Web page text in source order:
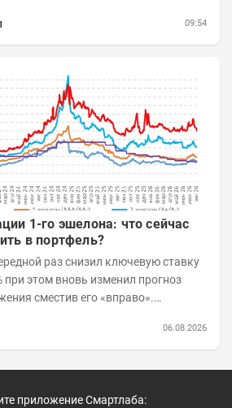
09:54
1-го эшелона: что сейчас
в портфель?
раз снизил ключевую ставку
при этом вновь изменил прогноз
сместив его «вправо».
06.08.2026
приложение Смартлаба: